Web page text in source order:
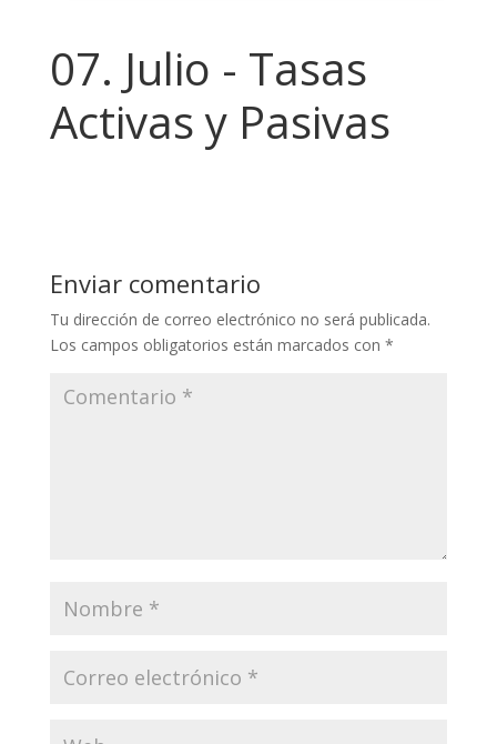
07. Julio - Tasas
Activas y Pasivas
Enviar comentario
Tu dirección de correo electrónico no será publicada.
Los campos obligatorios están marcados con *